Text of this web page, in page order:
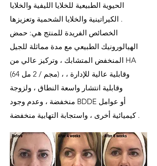
الحيوية الطبيعية للخلايا الليفية والخلايا
الكيراتينية والخلايا الشحمية وتعزيزها .
الخصائص الفريدة للمنتج هي: حمض
الهيالورونيك الطبيعي مع مدة مماثلة للجيل
المنخفض المتشابك ، وتركيز عالي من HA
(64 مجم / 2 مل) ، وقابلية عالية للإدارة ،
وقابلية انتشار واسعة النطاق ، ولزوجة
منخفضة ، وعدم وجود BDDE أو عوامل
كيميائية أخرى ، واستجابة التهابية منخفضة .